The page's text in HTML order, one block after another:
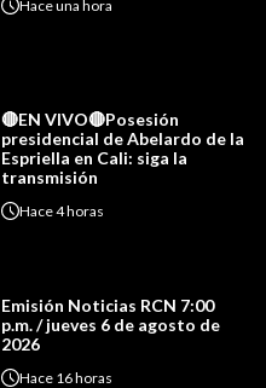
Haceuna hora
🔴EN VIVO🔴Posesión
presidencial de Abelardo de la
Espriella en Cali: siga la
transmisión
Hace4 horas
Emisión Noticias RCN 7:00
p.m. / jueves 6 de agosto de
2026
Hace 16 horas